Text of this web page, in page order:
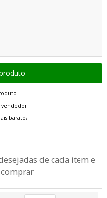
vendedor
barato?
de cada item e